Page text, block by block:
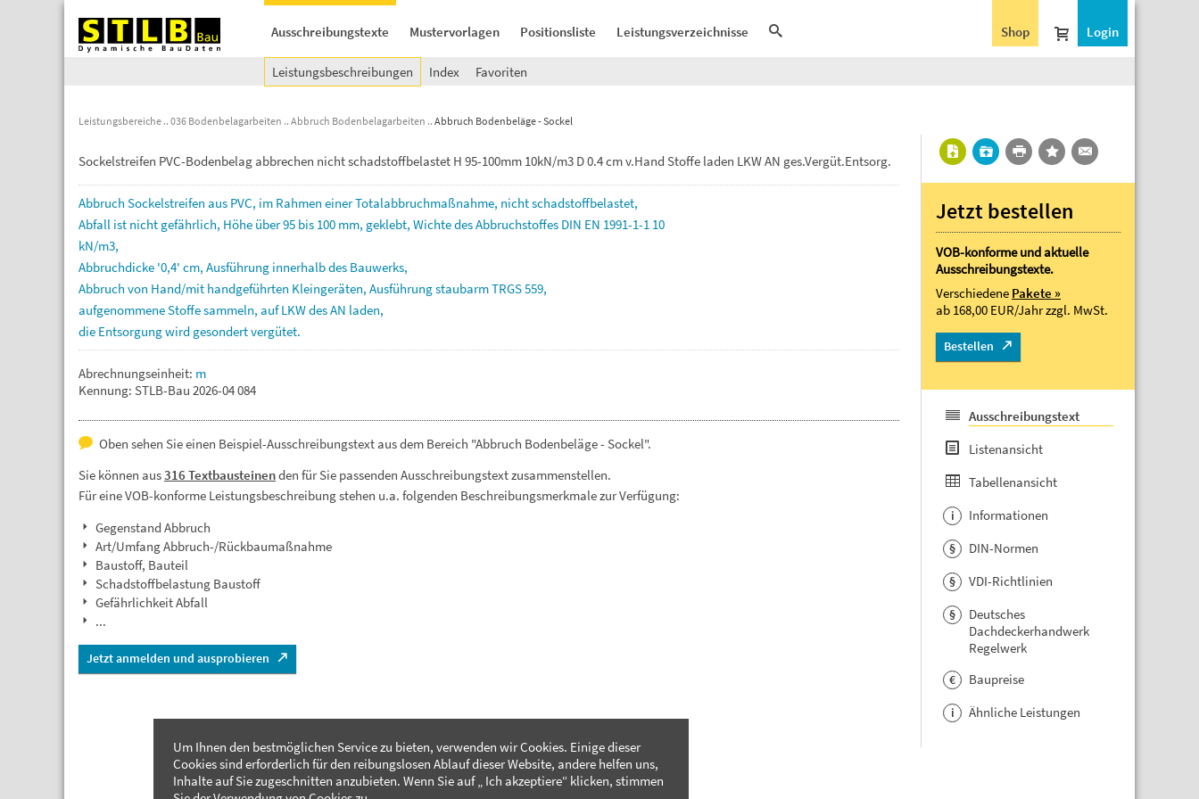
Ausschreibungstexte Mustervorlagen Positionsliste Leistungsverzeichnisse Login
Shop
Leistungsbeschreibungen Index Favoriten
Leistungsbereiche 036 Bodenbelagarbeiten Abbruch Bodenbelagarbeiten Abbruch Bodenbeläge - Sockel
Sockelstreifen PVC-Bodenbelag abbrechen nicht schadstoffbelastet H 95-100mm 10kN/m3 D 0.4 cm v.Hand Stoffe laden LKW AN ges.Vergüt.Entsorg.
Abbruch Sockelstreifen aus PVC, im Rahmen einerTotalabbruchmaßnahme, nichtschadstoffbelastet,
Abfall ist nicht gefährlich, Höhe über95 bis 100 mm, geklebt, WichtedesAbbruchstoffes DIN EN 1991-1-1 10
kN/m3,
Abbruchdicke '0,4' cm, Ausführung innerhalbdes Bauwerks,
Abbruch von Hand/mit handgeführten Kleingeräten, AusführungstaubarmTRGS559,
aufgenommeneStoffesammeln, aufLKWdesAN laden,
die Entsorgungwird gesondertvergütet.
Abrechnungseinheit: m
Kennung: STLB-Bau 2026-04 084
Oben sehen Sie einen Beispiel-Ausschreibungstext aus dem Bereich "Abbruch Bodenbeläge - Sockel".
Sie können aus316 Textbausteinenden für Sie passenden Ausschreibungstext zusammenstellen.
Für eine VOB-konforme Leistungsbeschreibung stehen u.a. folgenden Beschreibungsmerkmale zur Verfügung:
Gegenstand Abbruch
Art/Umfang Abbruch-/Rückbaumaßnahme
Baustoff, Bauteil
Schadstoffbelastung Baustoff
Gefährlichkeit Abfall
...
Jetzt anmelden und ausprobieren
Jetzt bestellen
VOB-konforme und aktuelle
Ausschreibungstexte.
Verschiedene Pakete »
ab 168,00 EUR/Jahrzzgl. MwSt.
Bestellen
Ausschreibungstext
Listenansicht
Tabellenansicht
i Informationen
§ DIN-Normen
§ VDI-Richtlinien
§
Deutsches
Dachdeckerhandwerk
Regelwerk
€ Baupreise
i Ähnliche Leistungen
Um Ihnen den bestmöglichen Service zu bieten, verwenden wir Cookies. Einige dieser
Cookies sind erforderlich für den reibungslosen Ablauf dieser Website, andere helfen uns,
Inhalte auf Sie zugeschnitten anzubieten. Wenn Sie auf „ Ich akzeptiere“ klicken, stimmen